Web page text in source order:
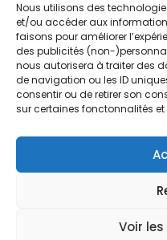
Nous utilisons des
et/ou accéder aux
faisons pour améliorer
des publicités (non-
nous autorisera à traiter des
de navigation ou les ID
consentir ou de retirer son
sur certaines fonctonnalités
Voir
Mes Bons
FAQ
Qui sommes nous
Contactez-nous
Código promocional
© 2026 Tous droits